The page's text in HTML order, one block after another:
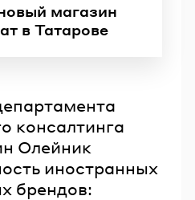
магазин
в Татарове
консалтинга
Олейник
иностранных
брендов: